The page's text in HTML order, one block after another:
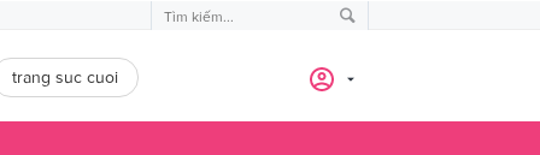
trang suc cuoi